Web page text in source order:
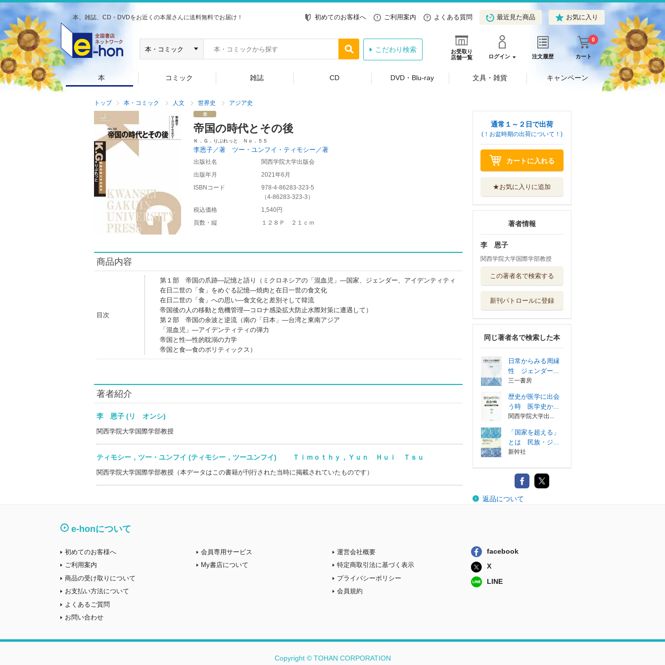
本、雑誌、CD・DVDをお近くの本屋さんに送料無料でお届け！ 初めてのお客様へ ご利用案内 よくある質問 最近見た商品 お気に入り
お受取り
店舗一覧
ログイン 注文履歴 カート
0
こだわり検索
本 コミック 雑誌 CD DVD・Blu-ray 文具・雑貨 キャンペーン
トップ 本・コミック 人文 世界史 アジア史
帝国の時代とその後
Ｋ．Ｇ．りぶれっと Ｎｏ．５５
李恩子／著 ツー・ユンフイ・ティモシー／著
出版社名
関西学院大学出版会
出版年月
2021年6月
ISBNコード
978-4-86283-323-5
（4-86283-323-3 ）
税込価格
1,540円
頁数・縦
１２８Ｐ ２１ｃｍ
商品内容
目次
第１部 帝国の爪跡―記憶と語り（ミクロネシアの「混血児」―国家、ジェンダー、アイデンティティ
在日二世の「食」をめぐる記憶―焼肉と在日一世の食文化
在日二世の「食」への思い―食文化と差別そして韓流
帝国後の人の移動と危機管理―コロナ感染拡大防止水際対策に遭遇して）
第２部 帝国の余波と逆流（南の「日本」―台湾と東南アジア
「混血児」―アイデンティティの弾力
帝国と性―性的耽溺の力学
帝国と食―食のポリティックス）
著者紹介
李 恩子 (リ オンシ)
関西学院大学国際学部教授
ティモシー，ツー・ユンフイ (ティモシー，ツーユンフイ) Ｔｉｍｏｔｈｙ，Ｙｕｎ Ｈｕｉ Ｔｓｕ
関西学院大学国際学部教授（本データはこの書籍が刊行された当時に掲載されていたものです）
通常１～２日で出荷
(！お盆時期の出荷について！)
カートに入れる
★お気に入りに追加
著者情報
李 恩子
関西学院大学国際学部教授
この著者名で検索する
新刊パトロールに登録
同じ著者名で検索した本
日常からみる周縁
性 ジェンダー...
三一書房
歴史が医学に出会
う時 医学史か...
関西学院大学出...
「国家を超える」
とは 民族・ジ...
新幹社
返品について
e-honについて
初めてのお客様へ
ご利用案内
商品の受け取りについて
お支払い方法について
よくあるご質問
お問い合わせ
会員専用サービス
My書店について
運営会社概要
特定商取引法に基づく表示
プライバシーポリシー
会員規約
facebook
X
LINE
Copyright © TOHAN CORPORATION